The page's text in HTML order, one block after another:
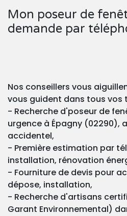
Mon poseur de
demande par
Nos conseillers vous
vous guident dans tous vos
- Recherche d'poseur de
urgence à Épagny (02290),
accidentel,
- Première estimation par
installation, rénovation
- Fourniture de devis pour
dépose, installation,
- Recherche d'artisans
Garant Environnemental)